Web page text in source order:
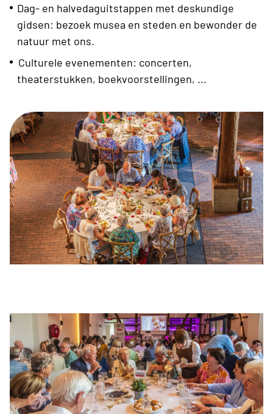
Dag- en halvedaguitstappen met deskundige
gidsen: bezoek musea en steden en bewonder de
natuur met ons.
Culturele evenementen: concerten,
theaterstukken, boekvoorstellingen, ...